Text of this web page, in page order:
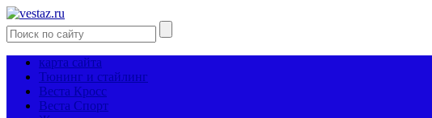
карта сайта
Тюнинг и стайлинг
Веста Кросс
Веста Спорт